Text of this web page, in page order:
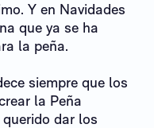
Y en Navidades
que ya se ha
la peña.
siempre que los
la Peña
dar los